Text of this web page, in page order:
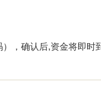
，确认后,资金将即时